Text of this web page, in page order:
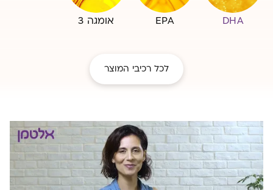
DHA
EPA אומגה 3
לכל רכיבי המוצר